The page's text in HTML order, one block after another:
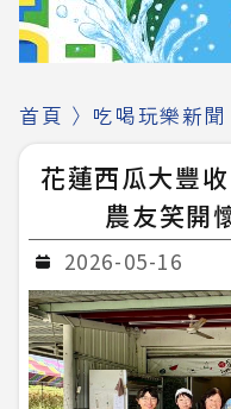
首頁 〉 吃喝玩樂新聞
花蓮西瓜大豐
農友笑開
2026-05-16